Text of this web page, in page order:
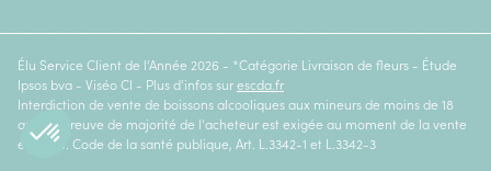
Élu Service Client de l'Année 2026 - *Catégorie Livraison de fleurs - Étude
Ipsos bva - Viséo CI - Plus d'infos sur escda.fr
Interdiction de vente de boissons alcooliques aux mineurs de moins de 18
ans. La preuve de majorité de l'acheteur est exigée au moment de la vente
en ligne. Code de la santé publique, Art. L.3342-1 et L.3342-3